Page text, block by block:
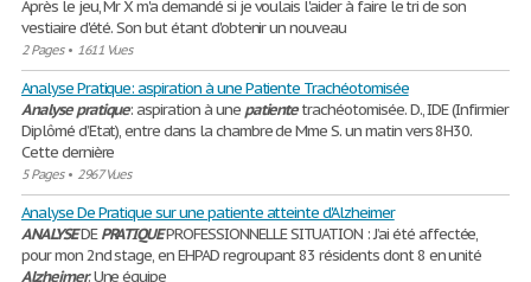
Après le jeu, Mr X m'a demandé si je voulais l'aider à faire le tri de son
vestiaire d'été. Son but étant d'obtenir un nouveau
2 Pages• 1611 Vues
Analyse Pratique: aspiration à une Patiente Trachéotomisée
Analyse pratique: aspiration à une patientetrachéotomisée. D., IDE (Infirmier
Diplômé d’Etat), entre dans la chambre de Mme S. un matin vers 8H30.
Cette dernière
5 Pages• 2967 Vues
Analyse De Pratique sur une patiente atteinte d'Alzheimer
ANALYSEDEPRATIQUEPROFESSIONNELLE SITUATION : J’ai été affectée,
pour mon 2nd stage, en EHPAD regroupant 83 résidents dont 8 en unité
Alzheimer. Une équipe